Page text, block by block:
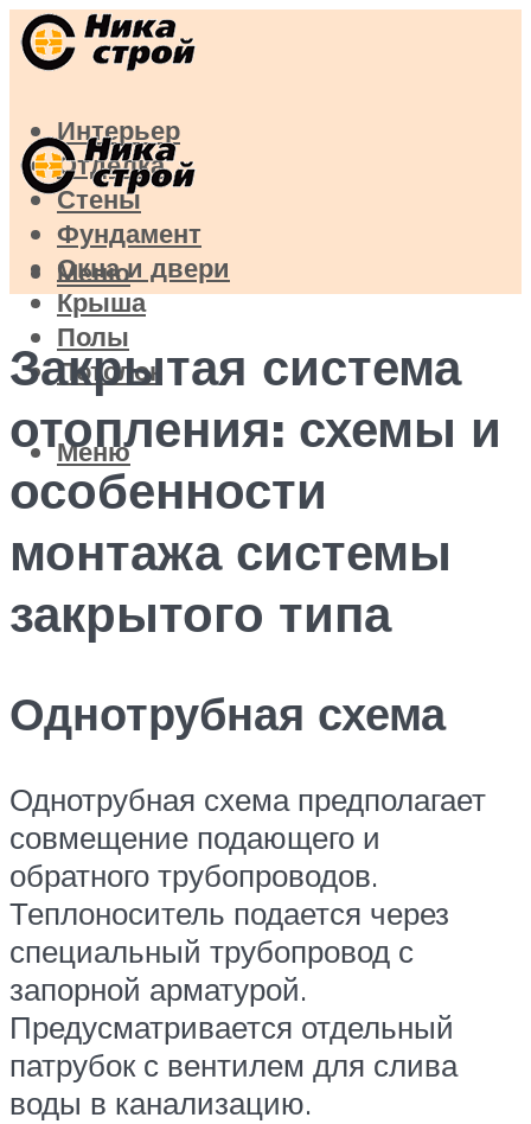
Интерьер
Отделка
Стены
Фундамент
Окна и двери
Крыша
Полы
Потолок
Меню
Меню
Закрытая система
отопления: схемы и
особенности
монтажа системы
закрытого типа
Однотрубная схема
Однотрубная схема предполагает
совмещение подающего и
обратного трубопроводов.
Теплоноситель подается через
специальный трубопровод с
запорной арматурой.
Предусматривается отдельный
патрубок с вентилем для слива
воды в канализацию.